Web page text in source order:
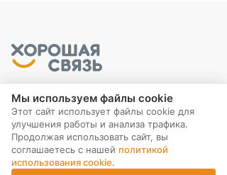
МЫ В СОЦ. СЕТЯХ
Мы используем файлы cookie
Этот сайт использует файлы cookie для
улучшения работы и анализа трафика.
Продолжая использовать сайт, вы
соглашаетесь с нашей политикой
использования cookie.